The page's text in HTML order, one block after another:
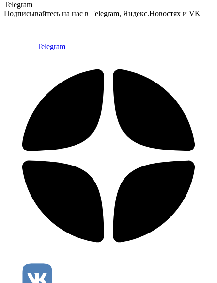
Telegram
Подписывайтесь на нас в Telegram, Яндекс.Новостях и VK
Telegram